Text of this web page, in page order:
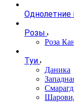
Розы
Роза
Туи
Даника
Смарагд